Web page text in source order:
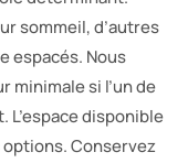
sommeil, d’autres
espacés. Nous
minimale si l’un de
disponible
Conservez